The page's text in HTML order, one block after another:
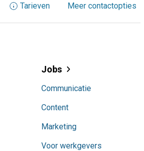
Tarieven Meer contactopties
Jobs
Communicatie
Content
Marketing
Voor werkgevers